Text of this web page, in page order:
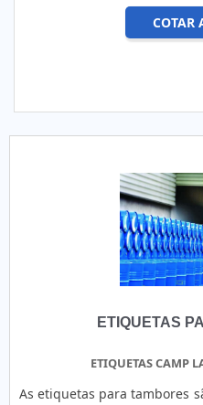
COTAR
ETIQUETAS
ETIQUETAS CAMP
As etiquetas para tambores